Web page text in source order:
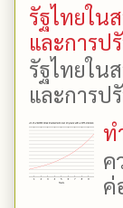
รัฐไทยใน
และการป
รัฐไทยใน
และการป
ท
ค
ค่